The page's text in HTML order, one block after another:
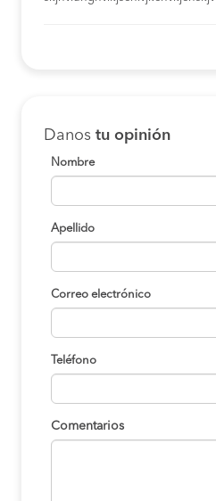
Danos tu opinión
Nombre
Apellido
Correo electrónico
Teléfono
Comentarios